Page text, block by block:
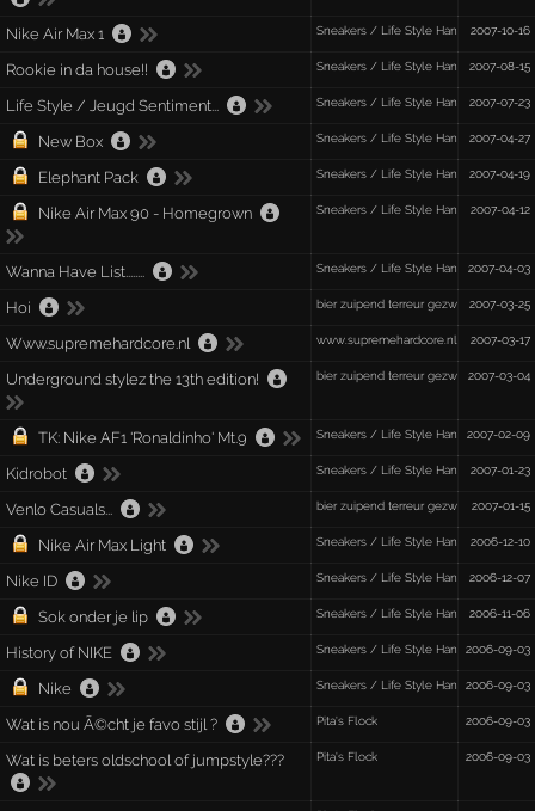
Nike Air Max 1 Sneakers / Life Style Hang-Out2007-10-16
Rookie in da house!! Sneakers / Life Style Hang-Out2007-08-15
Life Style / Jeugd Sentiment... Sneakers / Life Style Hang-Out2007-07-23
New Box Sneakers / Life Style Hang-Out2007-04-27
Elephant Pack Sneakers / Life Style Hang-Out2007-04-19
Nike Air Max 90 - Homegrown Sneakers / Life Style Hang-Out2007-04-12
Wanna Have List........ Sneakers / Life Style Hang-Out2007-04-03
Hoi bier zuipend terreur gezwets :@2007-03-25
Www.supremehardcore.nl www.supremehardcore.nl 2007-03-17
Underground stylez the 13th edition! bier zuipend terreur gezwets :@2007-03-04
TK: Nike AF1 'Ronaldinho' Mt.9 Sneakers / Life Style Hang-Out2007-02-09
Kidrobot Sneakers / Life Style Hang-Out2007-01-23
Venlo Casuals... bier zuipend terreur gezwets :@2007-01-15
Nike Air Max Light Sneakers / Life Style Hang-Out2006-12-10
Nike ID Sneakers / Life Style Hang-Out2006-12-07
Sok onder je lip Sneakers / Life Style Hang-Out2006-11-06
History of NIKE Sneakers / Life Style Hang-Out2006-09-03
Nike Sneakers / Life Style Hang-Out2006-09-03
Wat is nou Ã©cht je favo stijl ? Pita's Flock 2006-09-03
Wat is beters oldschool of jumpstyle??? Pita's Flock 2006-09-03